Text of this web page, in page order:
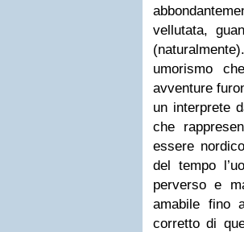
vellutata,
umorismo
avventure
un interprete
che
essere
del tempo
perverso e
amabile fino
corretto di